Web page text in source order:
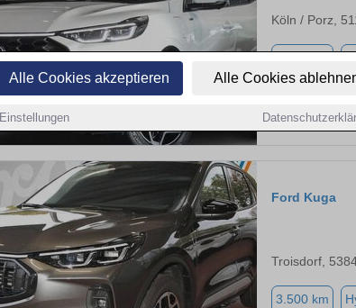
Alle Cookies akzeptieren Alle Cookies
Einstellungen
Köln / Porz,
Ford Kuga
Troisdorf,
3.500 km